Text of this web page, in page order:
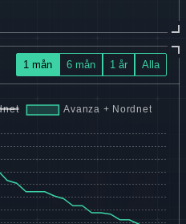
1 mån 6 mån 1 år Alla